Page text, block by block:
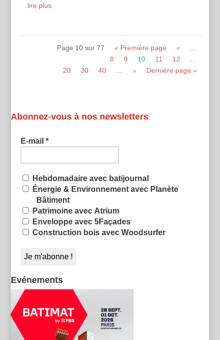
lire plus
Page 10 sur 77 « Première page «
…
8
9 10 11 12
…
20
30 40 … » Dernière page »
Abonnez-vous à nos newsletters
E-mail*
Hebdomadaire avec batijournal
Énergie & Environnement avec Planète
Bâtiment
Patrimoine avec Atrium
Enveloppe avec 5Façades
Construction bois avec Woodsurfer
Evénements